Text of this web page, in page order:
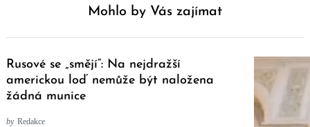
Mohlo by Vás zajímat
Rusové se „smějí“: Na nejdražší
americkou loď nemůže být naložena
žádná munice
by Redakce